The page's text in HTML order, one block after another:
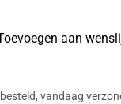
aan
vandaag